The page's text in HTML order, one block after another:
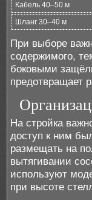
Кабель 40–50 м
Шланг 30–40 м
При выборе
содержимого,
боковыми
предотвращает
На стройка
доступ к ним
размещать на
вытягивании
используют
при высоте